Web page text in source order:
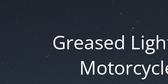
Greased